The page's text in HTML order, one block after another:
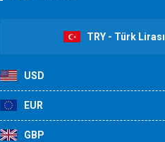
TRY - Türk Lirası
USD
EUR
GBP